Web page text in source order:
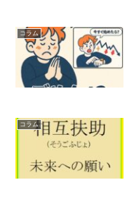
コラム
コラム